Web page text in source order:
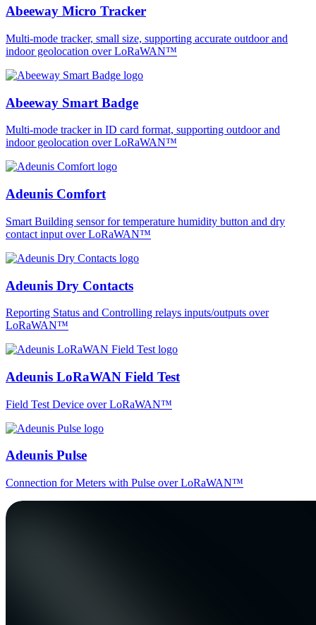
Abeeway Micro Tracker
Multi-mode tracker, small size, supporting accurate outdoor and
indoor geolocation over LoRaWAN™
Abeeway Smart Badge
Multi-mode tracker in ID card format, supporting outdoor and
indoor geolocation over LoRaWAN™
Adeunis Comfort
Smart Building sensor for temperature humidity button and dry
contact input over LoRaWAN™
Adeunis Dry Contacts
Reporting Status and Controlling relays inputs/outputs over
LoRaWAN™
Adeunis LoRaWAN Field Test
Field Test Device over LoRaWAN™
Adeunis Pulse
Connection for Meters with Pulse over LoRaWAN™